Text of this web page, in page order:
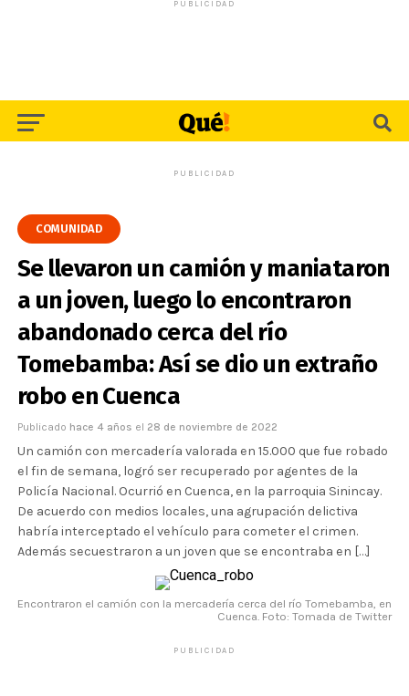
PUBLICIDAD
PUBLICIDAD
COMUNIDAD
Se llevaron un camión y maniataron
a un joven, luego lo encontraron
abandonado cerca del río
Tomebamba: Así se dio un extraño
robo en Cuenca
Publicado hace 4 años el 28 de noviembre de 2022
Un camión con mercadería valorada en 15.000 que fue robado
el fin de semana, logró ser recuperado por agentes de la
Policía Nacional. Ocurrió en Cuenca, en la parroquia Sinincay.
De acuerdo con medios locales, una agrupación delictiva
habría interceptado el vehículo para cometer el crimen.
Además secuestraron a un joven que se encontraba en […]
Encontraron el camión con la mercadería cerca del río Tomebamba, en
Cuenca. Foto: Tomada de Twitter
PUBLICIDAD